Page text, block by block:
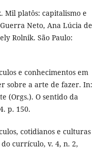
Mil platôs: capitalismo e
Neto, Ana Lúcia de
Rolnik. São Paulo:
e conhecimentos em
sobre a arte de fazer. In:
(Orgs.). O sentido da
p. 150.
cotidianos e culturas
currículo, v. 4, n. 2,